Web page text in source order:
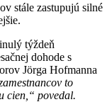
stále zastupujú silné
týždeň
dohode s
Jörga Hofmanna
to
cien,“ povedal.